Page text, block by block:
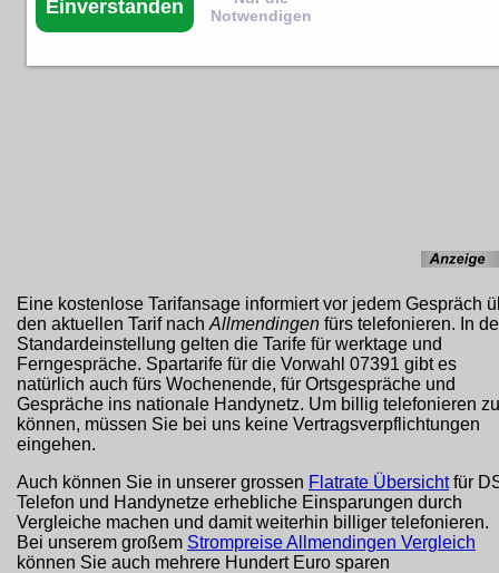
Eine kostenlose Tarifansage informiert vor jedem Gespräch
den aktuellen Tarif nach Allmendingen fürs telefonieren. In
Standardeinstellung gelten die Tarife für werktage und
Ferngespräche. Spartarife für die Vorwahl 07391 gibt es
natürlich auch fürs Wochenende, für Ortsgespräche und
Gespräche ins nationale Handynetz. Um billig telefonieren zu
können, müssen Sie bei uns keine Vertragsverpflichtungen
eingehen.
Auch können Sie in unserer grossen Flatrate Übersichtfür
Telefon und Handynetze erhebliche Einsparungen durch
Vergleiche machen und damit weiterhin billiger telefonieren.
Bei unserem großem Strompreise Allmendingen Vergleich
können Sie auch mehrere Hundert Euro sparen
Einverstanden
Notwendigen